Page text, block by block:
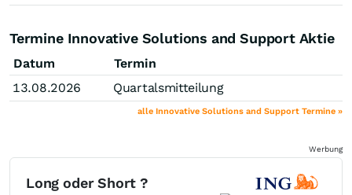
Termine Innovative Solutions and Support Aktie
Datum
Termin
13.08.2026
Quartalsmitteilung
alle Innovative Solutions and Support Termine »
Werbung
Long oder Short ?